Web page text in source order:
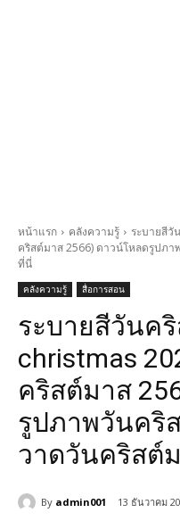
หน้าแรก คลังความรู้
ระบายสีวั
คริสต์มาส 2566) ดาวน์โหลดรูปภ
ที่นี่
คลังความรู้ สื่อการสอน
ระบายสีวันค
christmas
คริสต์มาส
รูปภาพวันคริ
วาดวันคริสต์
By admin001 13 ธันวาคม